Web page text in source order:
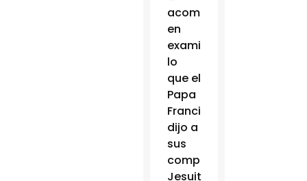
acompañarme
en
examinar
lo
que el
Papa
Francisco
dijo a
sus
compañeros
Jesuitas